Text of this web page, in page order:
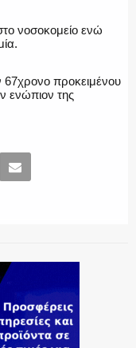
νοσοκομείο ενώ
67χρονο προκειμένου
ενώπιον της